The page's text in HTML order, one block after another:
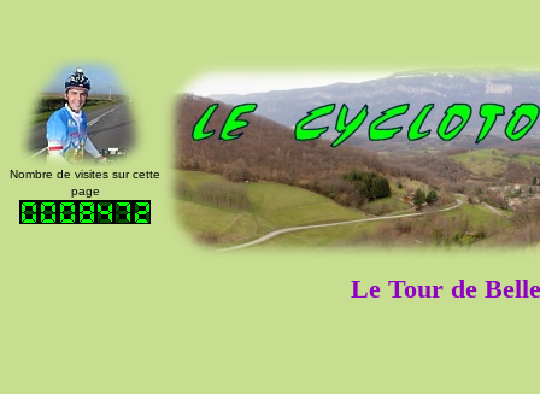
Nombre de visites sur cette
page
Le Tour de